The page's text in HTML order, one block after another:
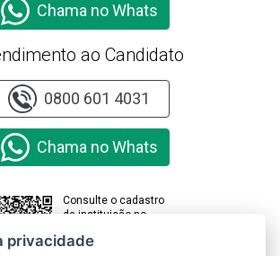
Chama no Whats
ao Candidato
0800 601 4031
Chama no Whats
Consulte o cadastro
da instituição no
privacidade